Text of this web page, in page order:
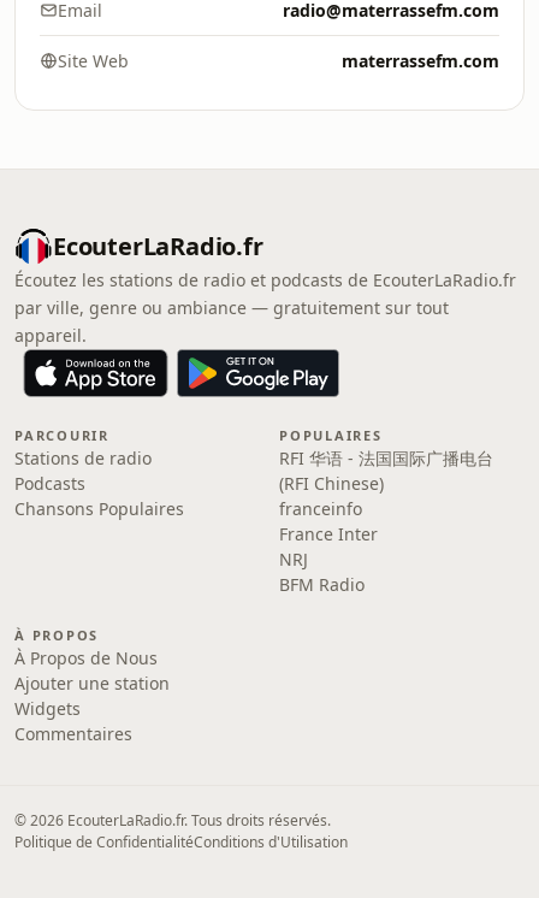
Email radio@materrassefm.com
Site Web materrassefm.com
EcouterLaRadio.fr
Écoutez les stations de radio et podcasts de EcouterLaRadio.fr
par ville, genre ou ambiance — gratuitement sur tout
appareil.
PARCOURIR
Stations de radio
Podcasts
Chansons Populaires
POPULAIRES
RFI 华语 - 法国国际广播电台
(RFI Chinese)
franceinfo
France Inter
NRJ
BFM Radio
À PROPOS
À Propos de Nous
Ajouter une station
Widgets
Commentaires
© 2026 EcouterLaRadio.fr. Tous droits réservés.
Politique de ConfidentialitéConditions d'Utilisation